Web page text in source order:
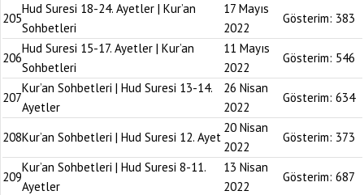
205
Hud Suresi 18-24. Ayetler | Kur’an
Sohbetleri
17 Mayıs
2022
Gösterim: 383
206
Hud Suresi 15-17. Ayetler | Kur’an
Sohbetleri
11 Mayıs
2022
Gösterim: 546
207
Kur’an Sohbetleri | Hud Suresi 13-14.
Ayetler
26 Nisan
2022
Gösterim: 634
208Kur’an Sohbetleri | Hud Suresi 12. Ayet
20 Nisan
2022
Gösterim: 373
209
Kur’an Sohbetleri | Hud Suresi 8-11.
Ayetler
13 Nisan
2022
Gösterim: 687